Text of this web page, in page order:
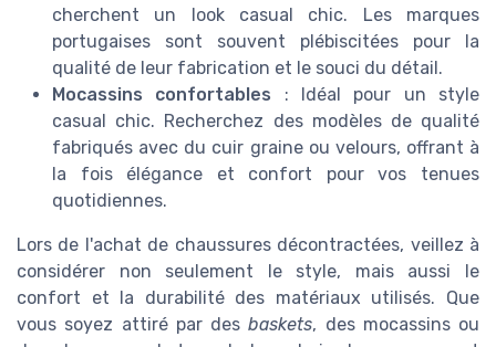
cherchent un look casual chic. Les marques
portugaises sont souvent plébiscitées pour la
qualité de leur fabrication et le souci du détail.
Mocassins confortables : Idéal pour un style
casual chic. Recherchez des modèles de qualité
fabriqués avec du cuir graine ou velours, offrant à
la fois élégance et confort pour vos tenues
quotidiennes.
Lors de l'achat de chaussures décontractées, veillez à
considérer non seulement le style, mais aussi le
confort et la durabilité des matériaux utilisés. Que
vous soyez attiré par desbaskets, des mocassins ou